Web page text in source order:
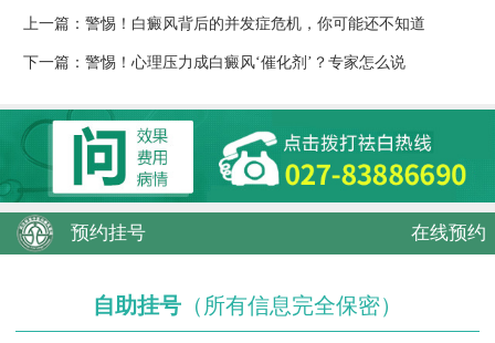
上一篇： 警惕！白癜风背后的并发症危机，你可能还不知道
下一篇： 警惕！心理压力成白癜风‘催化剂’？专家怎么说
预约挂号 在线预约
自助挂号 （所有信息完全保密）